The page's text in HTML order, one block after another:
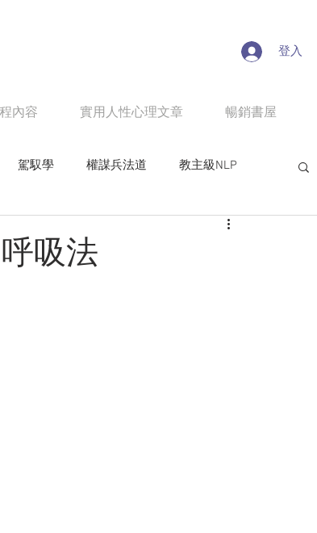
登入
內容 實用人性心理文章 暢銷書屋
駕馭學 權謀兵法道 教主級NLP
吸法